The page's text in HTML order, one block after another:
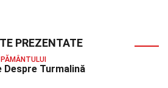
PREZENTATE
Despre Turmalină